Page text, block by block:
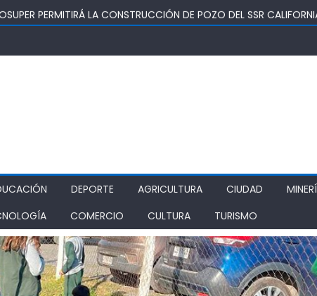
PERMITIRÁ LA CONSTRUCCIÓN DE POZO DEL SSR
COMO ALTERNATIVA ESTRATÉGICA A LOS LIBERTADORES
PROSTÍBULOS CLANDESTINOS EN RANCAGUA: NUEVO
DEPORTE AGRICULTURA CIUDAD
COMERCIO CULTURA TURISMO